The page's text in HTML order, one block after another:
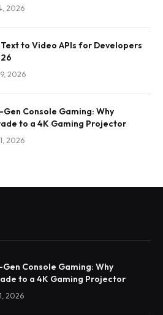
2026
to Video APIs for Developers
2026
Gen Console Gaming: Why
to a 4K Gaming Projector
2026
Console Gaming: Why
to a 4K Gaming Projector
2026